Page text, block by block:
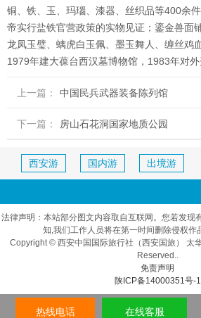
铜、铁、玉、玛瑙、漆器、丝织品等400余
帝实行盐铁官营政策的实物见证；鎏金兽面
龙凤玉璧、螭虎白玉佩、墨玉舞人、缠丝鸡
1979年建大葆台西汉墓博物馆，1983年对外
上一篇： 中国民兵武器装备陈列馆
下一篇： 房山石花洞国家地质公园
西安游 国内游 出境游
法律声明：本站部分图文内容取自互联网。您若发现
知,我们工作人员将在第一时间删除侵权作
Copyright © 西安中国国际旅行社（西安国旅） 太
Reserved..
免责声明
陕ICP备14000351号-1
热线电话 在线客服